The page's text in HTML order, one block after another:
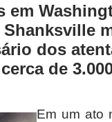
em
Shanksville
dos
de
Em um ato